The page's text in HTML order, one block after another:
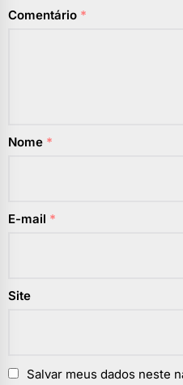
Comentário *
Nome *
E-mail *
Site
Salvar meus dados neste